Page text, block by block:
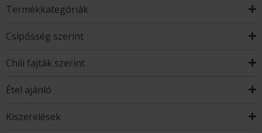
Termékkategóriák
Csípősség szerint
Chili fajták szerint
Étel ajánló
Kiszerelések